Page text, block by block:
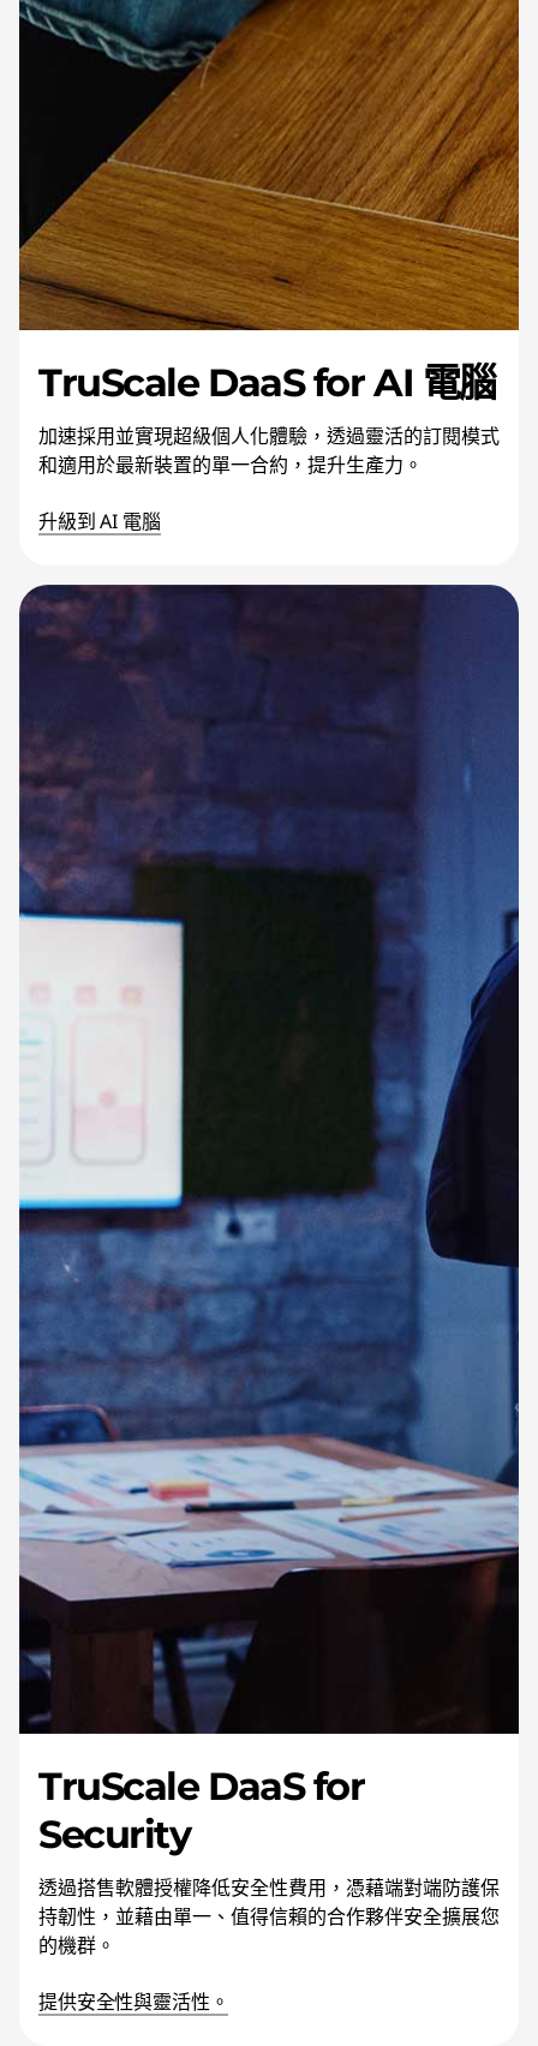
TruScale DaaS for AI 電腦
加速採用並實現超級個人化體驗，透過靈活的訂閱模式
和適用於最新裝置的單一合約，提升生產力。
升級到 AI 電腦
TruScale DaaS for
Security
透過搭售軟體授權降低安全性費用，憑藉端對端防護保
持韌性，並藉由單一、值得信賴的合作夥伴安全擴展您
的機群。
提供安全性與靈活性。